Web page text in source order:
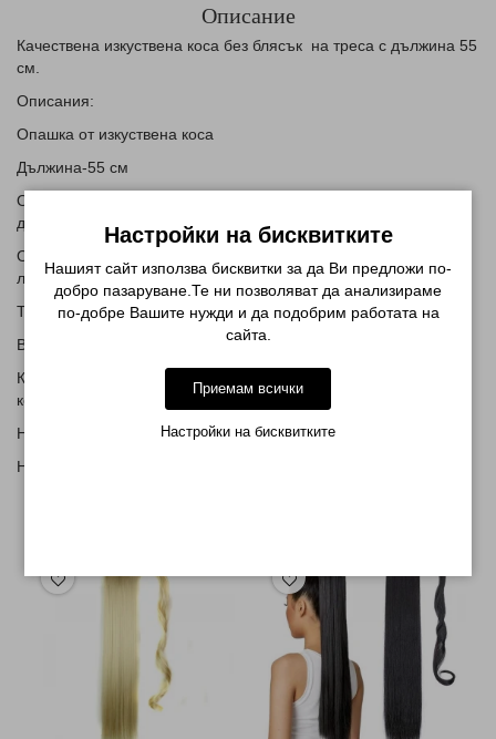
Описание
Качествена изкуствена коса без блясък на треса с дължина 55
см.
Описания:
Опашка от изкуствена коса
Дължина-55 см
От едната страна има кичур, който се увива около нея за
декорация .
Опашката се прикрепя с гребенче , което се мушка под
ластика на вашата коса.
Тегло -115гр.
Вижте снимките как се поставя.
Косата се мие с шампоан,разресва се с четка за изкуствена
коса.
Не се духа със сешоар,
Не се боядисва.
Настройки на бисквитките
Нашият сайт използва бисквитки за да Ви предложи по-
добро пазаруване.Те ни позволяват да анализираме
по-добре Вашите нужди и да подобрим работата на
сайта.
Приемам всички
Настройки на бисквитките